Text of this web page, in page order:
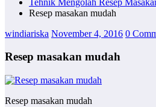
Resep masakan mudah
windiariska November 4, 2016 0
Resep masakan mudah
Resep masakan mudah